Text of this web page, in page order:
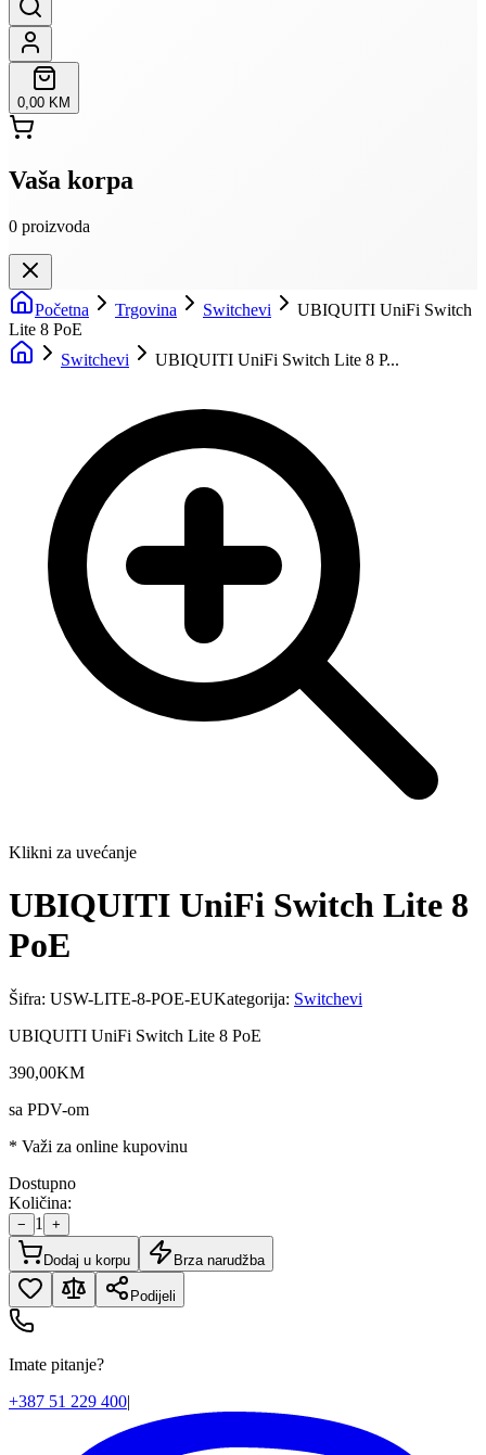
0,00 KM
Vaša korpa
0 proizvoda
Početna Trgovina Switchevi
UBIQUITI UniFi Switch
Lite 8 PoE
Switchevi
UBIQUITI UniFi Switch Lite 8 P...
Klikni za uvećanje
UBIQUITI UniFi Switch Lite 8
PoE
Šifra: USW-LITE-8-POE-EUKategorija: Switchevi
UBIQUITI UniFi Switch Lite 8 PoE
390,00KM
sa PDV-om
* Važi za online kupovinu
Dostupno
Količina:
− 1 +
Dodaj u korpu Brza narudžba
Podijeli
Imate pitanje?
+387 51 229 400|